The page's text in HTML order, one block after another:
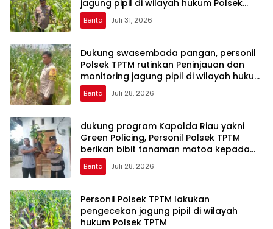
jagung pipil di wilayah hukum Polsek
TPTM
Berita Juli 31, 2026
Dukung swasembada pangan, personil
Polsek TPTM rutinkan Peninjauan dan
monitoring jagung pipil di wilayah hukum
Polsek TPTM
Berita Juli 28, 2026
dukung program Kapolda Riau yakni
Green Policing, Personil Polsek TPTM
berikan bibit tanaman matoa kepada
masyarakat
Berita Juli 28, 2026
Personil Polsek TPTM lakukan
pengecekan jagung pipil di wilayah
hukum Polsek TPTM